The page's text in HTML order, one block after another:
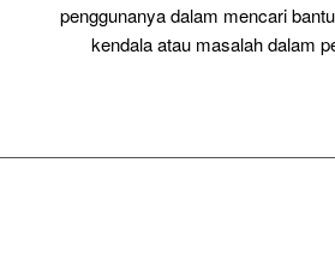
penggunanya dalam mencari
kendala atau masalah dalam